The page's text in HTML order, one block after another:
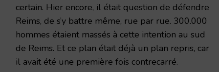
certain. Hier encore, il était question de défendre
Reims, de s’y battre même, rue par rue. 300.000
hommes étaient massés à cette intention au sud
de Reims. Et ce plan était déjà un plan repris, car
il avait été une première fois contrecarré.